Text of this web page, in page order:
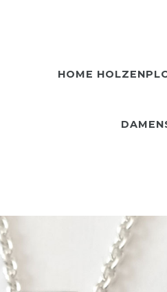
HOME